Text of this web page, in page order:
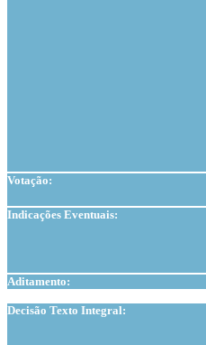
Votação:
Indicações Eventuais:
Aditamento:
Decisão Texto Integral: